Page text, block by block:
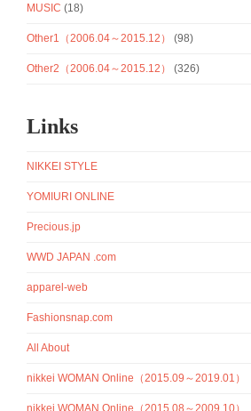
MUSIC (18)
Other1（2006.04～2015.12） (98)
Other2（2006.04～2015.12） (326)
Links
NIKKEI STYLE
YOMIURI ONLINE
Precious.jp
WWD JAPAN .com
apparel-web
Fashionsnap.com
All About
nikkei WOMAN Online（2015.09～2019.01）
nikkei WOMAN Online（2015.08～2009.10）